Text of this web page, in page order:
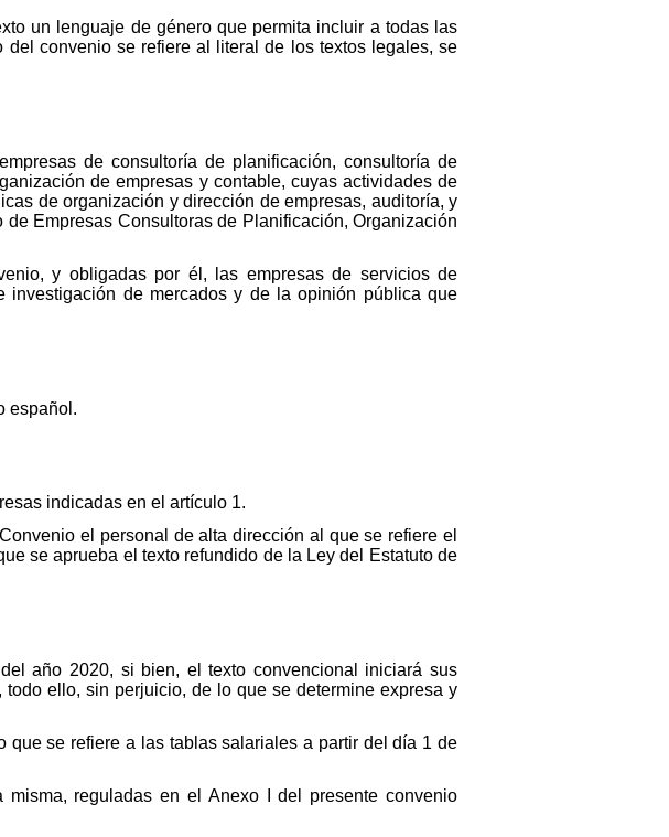
un lenguaje de género que permita incluir a todas las
convenio se refiere al literal de los textos legales, se
de consultoría de planificación, consultoría de
de empresas y contable, cuyas actividades de
de organización y dirección de empresas, auditoría, y
Empresas Consultoras de Planificación, Organización
y obligadas por él, las empresas de servicios de
investigación de mercados y de la opinión pública que
español.
indicadas en el artículo 1.
el personal de alta dirección al que se refiere el
se aprueba el texto refundido de la Ley del Estatuto de
año 2020, si bien, el texto convencional iniciará sus
ello, sin perjuicio, de lo que se determine expresa y
que se refiere a las tablas salariales a partir del día 1 de
reguladas en el Anexo I del presente convenio